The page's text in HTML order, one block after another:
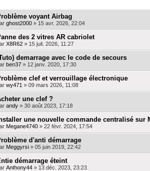
voyant Airbag
ghost2000» 15 avr. 2026, 22:04
des 2 vitres AR cabriolet
X8R62» 15 juil. 2026, 11:27
demarrage avec le code de secours
ben37» 12 janv. 2020, 17:30
clef et verrouillage électronique
wy471 » 09 mars 2026, 11:08
une clef ?
andy» 30 août 2023, 17:18
une nouvelle commande centralisé sur
Megane4740» 22 févr. 2024, 17:54
d'anti démarrage
Meggyrsi» 05 juin 2019, 22:42
démarrage éteint
Anthony44» 13 déc. 2023, 23:23